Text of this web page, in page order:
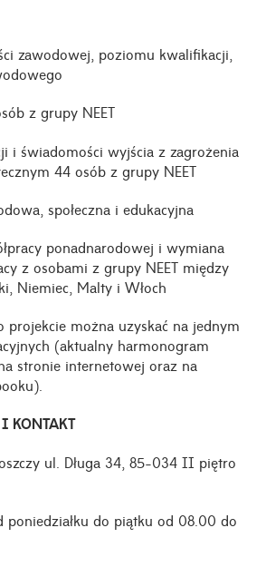
zawodowej, poziomu kwalifikacji,
z grupy NEET
i świadomości wyjścia z zagrożenia
44 osób z grupy NEET
społeczna i edukacyjna
ponadnarodowej i wymiana
z osobami z grupy NEET między
Niemiec, Malty i Włoch
projekcie można uzyskać na jednym
(aktualny harmonogram
stronie internetowej oraz na
KONTAKT
ul. Długa 34, 85-034 II piętro
poniedziałku do piątku od 08.00 do